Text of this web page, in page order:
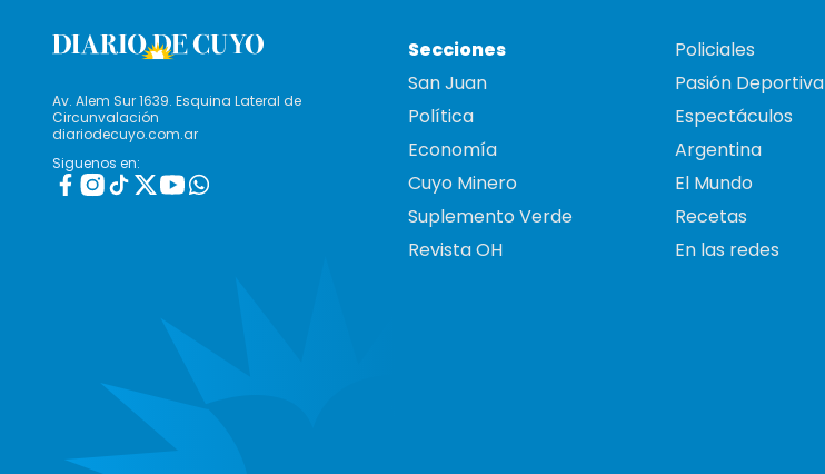
Av. Alem Sur 1639. Esquina Lateral de
Circunvalación
diariodecuyo.com.ar
Siguenos en:
Secciones
San Juan
Política
Economía
Cuyo Minero
Suplemento Verde
Revista OH
Policiales
Pasión Deportiva
Espectáculos
Argentina
El Mundo
Recetas
En las redes